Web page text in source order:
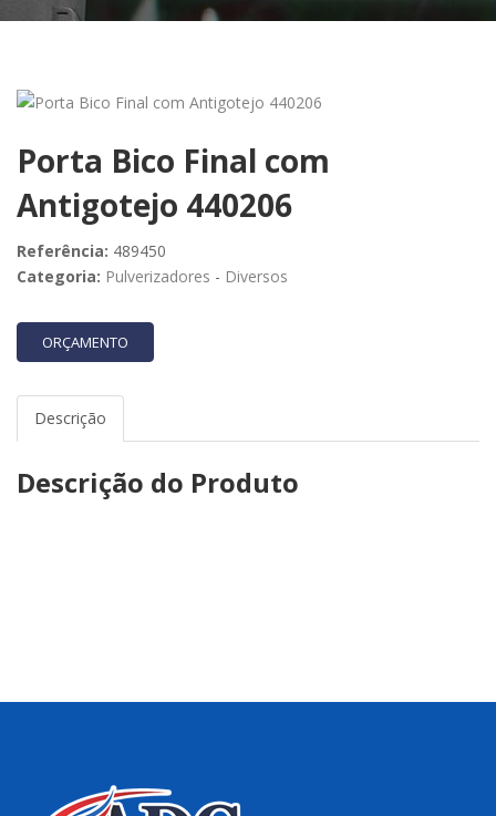
Porta Bico Final com
Antigotejo 440206
Referência: 489450
Categoria: Pulverizadores - Diversos
ORÇAMENTO
Descrição
Descrição do Produto